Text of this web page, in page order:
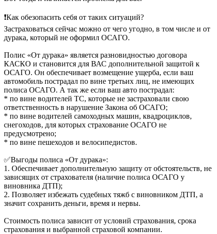
❗Как обезопасить себя от таких ситуаций?
Застраховаться сейчас можно от чего угодно, в том числе и от
дурака, который не оформил ОСАГО.
Полис «От дурака» является разновидностью договора
КАСКО и становится для ВАС дополнительной защитой к
ОСАГО. Он обеспечивает возмещение ущерба, если ваш
автомобиль пострадал по вине третьих лиц, не имеющих
полиса ОСАГО. А так же если ваш авто пострадал:
* по вине водителей ТС, которые не застраховали свою
ответственность в нарушение Закона об ОСАГО;
* по вине водителей самоходных машин, квадроциклов,
снегоходов, для которых страхование ОСАГО не
предусмотрено;
* по вине пешеходов и велосипедистов.
✅Выгоды полиса «От дурака»:
1. Обеспечивает дополнительную защиту от обстоятельств, не
зависящих от страхователя (наличие полиса ОСАГО у
виновника ДТП);
2. Позволяет избежать судебных тяжб с виновником ДТП, а
значит сохранить деньги, время и нервы.
Стоимость полиса зависит от условий страхования, срока
страхования и выбранной страховой компании.